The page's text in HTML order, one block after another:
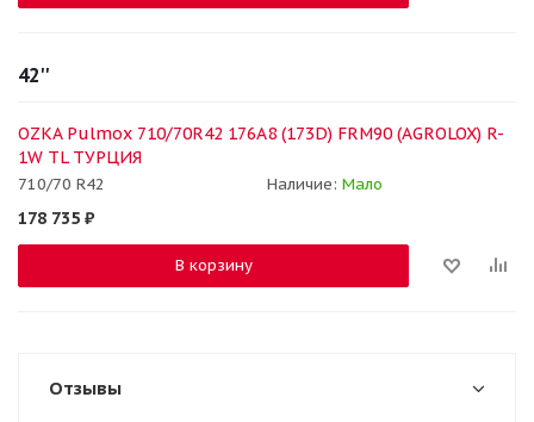
42''
OZKA Pulmox 710/70R42 176A8 (173D) FRM90 (AGROLOX) R-
1W TL ТУРЦИЯ
710/70 R42 Наличие: Мало
178 735 ₽
В корзину
Отзывы